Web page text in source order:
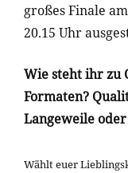
großes Finale
20.15 Uhr
Wie steht ihr zu
Formaten?
Langeweile
Wählt euer